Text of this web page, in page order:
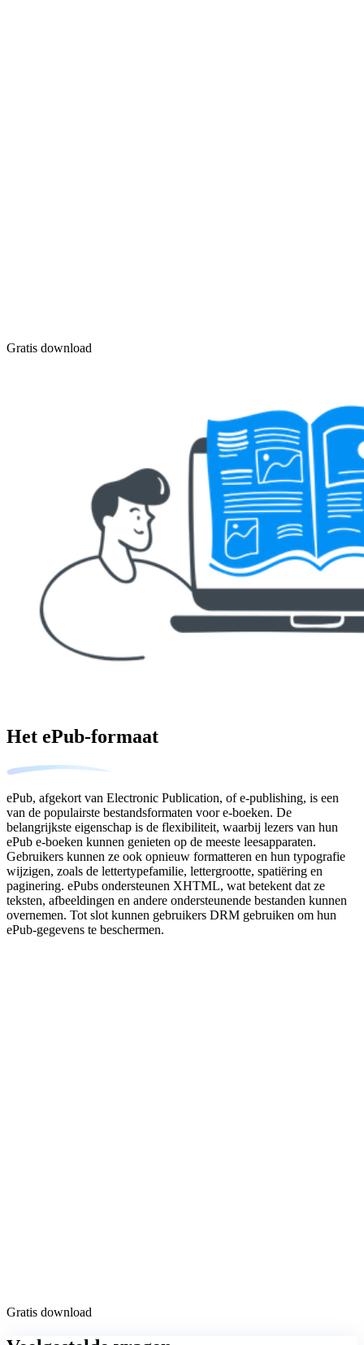
Gratis download
Het ePub-formaat
ePub, afgekort van Electronic Publication, of e-publishing, is een
van de populairste bestandsformaten voor e-boeken. De
belangrijkste eigenschap is de flexibiliteit, waarbij lezers van hun
ePub e-boeken kunnen genieten op de meeste leesapparaten.
Gebruikers kunnen ze ook opnieuw formatteren en hun typografie
wijzigen, zoals de lettertypefamilie, lettergrootte, spatiëring en
paginering. ePubs ondersteunen XHTML, wat betekent dat ze
teksten, afbeeldingen en andere ondersteunende bestanden kunnen
overnemen. Tot slot kunnen gebruikers DRM gebruiken om hun
ePub-gegevens te beschermen.
Gratis download